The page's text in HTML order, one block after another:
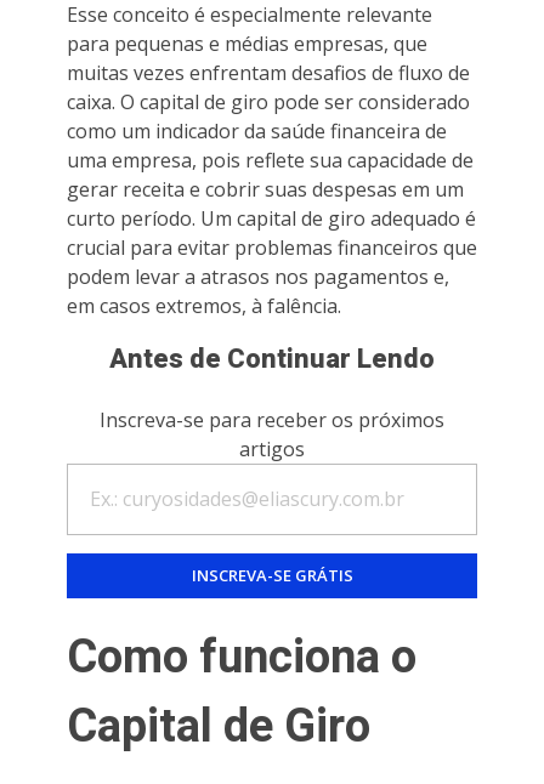
Esse conceito é especialmente relevante
para pequenas e médias empresas, que
muitas vezes enfrentam desafios de fluxo de
caixa. O capital de giro pode ser considerado
como um indicador da saúde financeira de
uma empresa, pois reflete sua capacidade de
gerar receita e cobrir suas despesas em um
curto período. Um capital de giro adequado é
crucial para evitar problemas financeiros que
podem levar a atrasos nos pagamentos e,
em casos extremos, à falência.
Antes de Continuar Lendo
Inscreva-se para receber os próximos
artigos
Como funciona o
Capital de Giro